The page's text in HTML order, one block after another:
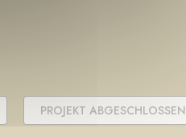
PROJEKT ABGESCHLOSSEN